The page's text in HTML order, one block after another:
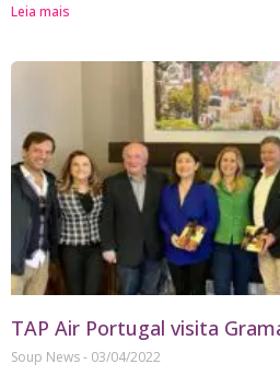
Leia mais
TAP Air Portugal visita
Soup News
03/04/2022